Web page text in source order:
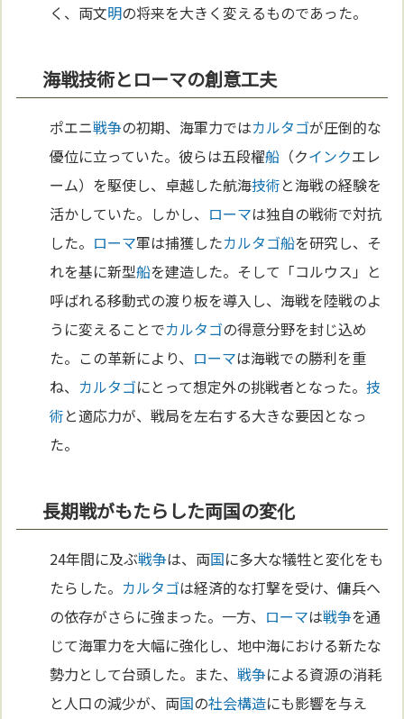
く、両文明の将来を大きく変えるものであった。
海戦技術とローマの創意工夫
ポエニ戦争の初期、海軍力ではカルタゴが圧倒的な
優位に立っていた。彼らは五段櫂船 （クインクエレ
ーム）を駆使し、卓越した航海技術と海戦の経験を
活かしていた。しかし、 ローマは独自の戦術で対抗
した。 ローマ軍は捕獲したカルタゴ船を研究し、そ
れを基に新型船を建造した。そして「コルウス」と
呼ばれる移動式の渡り板を導入し、海戦を陸戦のよ
うに変えることでカルタゴの得意分野を封じ込め
た。この革新により、 ローマは海戦での勝利を重
ね、 カルタゴにとって想定外の挑戦者となった。技
術と適応力が、戦局を左右する大きな要因となっ
た。
長期戦がもたらした両国の変化
24年間に及ぶ戦争は、両国に多大な犠牲と変化をも
たらした。 カルタゴは経済的な打撃を受け、傭兵へ
の依存がさらに強まった。一方、 ローマは戦争を通
じて海軍力を大幅に強化し、地中海における新たな
勢力として台頭した。また、戦争による資源の消耗
と人口の減少が、両国の社会構造にも影響を与え